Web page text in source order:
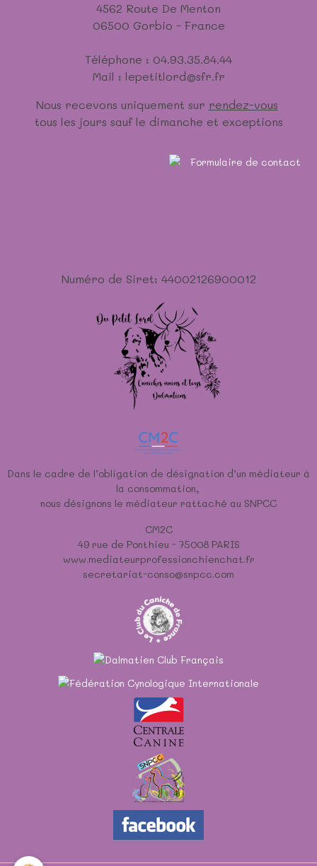
4562 Route De Menton
06500 Gorbio - France
Téléphone : 04.93.35.84.44
Mail : lepetitlord@sfr.fr
Nous recevons uniquement sur rendez-vous
tous les jours sauf le dimanche et exceptions
Numéro de Siret: 44002126900012
Dans le cadre de l’obligation de désignation d’un médiateur à
la consommation,
nous désignons le médiateur rattaché au SNPCC
CM2C
49 rue de Ponthieu - 75008 PARIS
www.mediateurprofessionchienchat.fr
secretariat-conso@snpcc.com